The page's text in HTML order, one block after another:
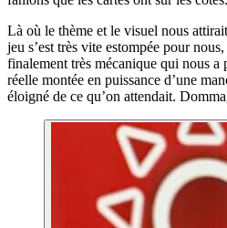
Là où le thème et le visuel nous
jeu s’est très vite estompée pour
finalement très mécanique qui nous a
réelle montée en puissance d’une
éloigné de ce qu’on attendait.